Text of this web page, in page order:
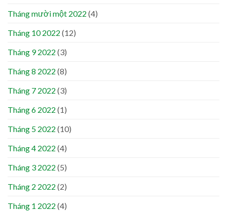
Tháng mười một 2022 (4)
Tháng 10 2022 (12)
Tháng 9 2022 (3)
Tháng 8 2022 (8)
Tháng 7 2022 (3)
Tháng 6 2022 (1)
Tháng 5 2022 (10)
Tháng 4 2022 (4)
Tháng 3 2022 (5)
Tháng 2 2022 (2)
Tháng 1 2022 (4)